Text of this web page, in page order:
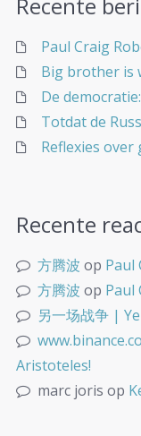
Paul Craig
Big brother is
De
Totdat de
Reflexies
Recente
方腾波 op Paul
方腾波 op Paul
另一场战争 |
Aristoteles!
marc joris op